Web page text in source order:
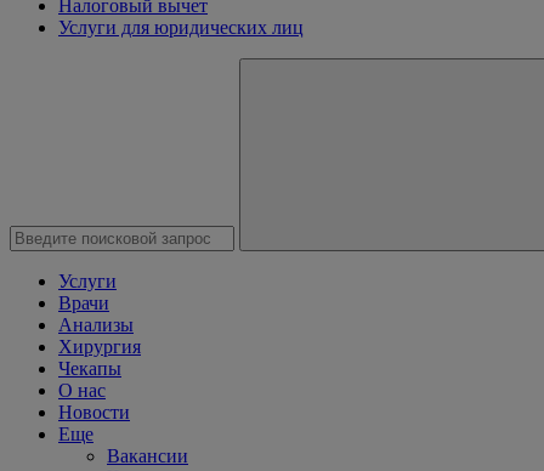
Налоговый вычет
Услуги для юридических лиц
Услуги
Врачи
Анализы
Хирургия
Чекапы
О нас
Новости
Еще
Вакансии